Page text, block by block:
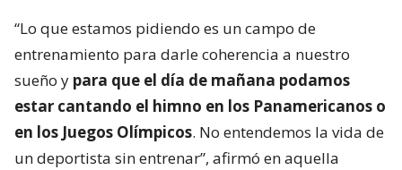
“Lo que estamos pidiendo es un campo de
entrenamiento para darle coherencia a nuestro
sueño y para que el día de mañana podamos
estar cantando el himno en los Panamericanos o
en los Juegos Olímpicos. No entendemos la vida de
un deportista sin entrenar”, afirmó en aquella